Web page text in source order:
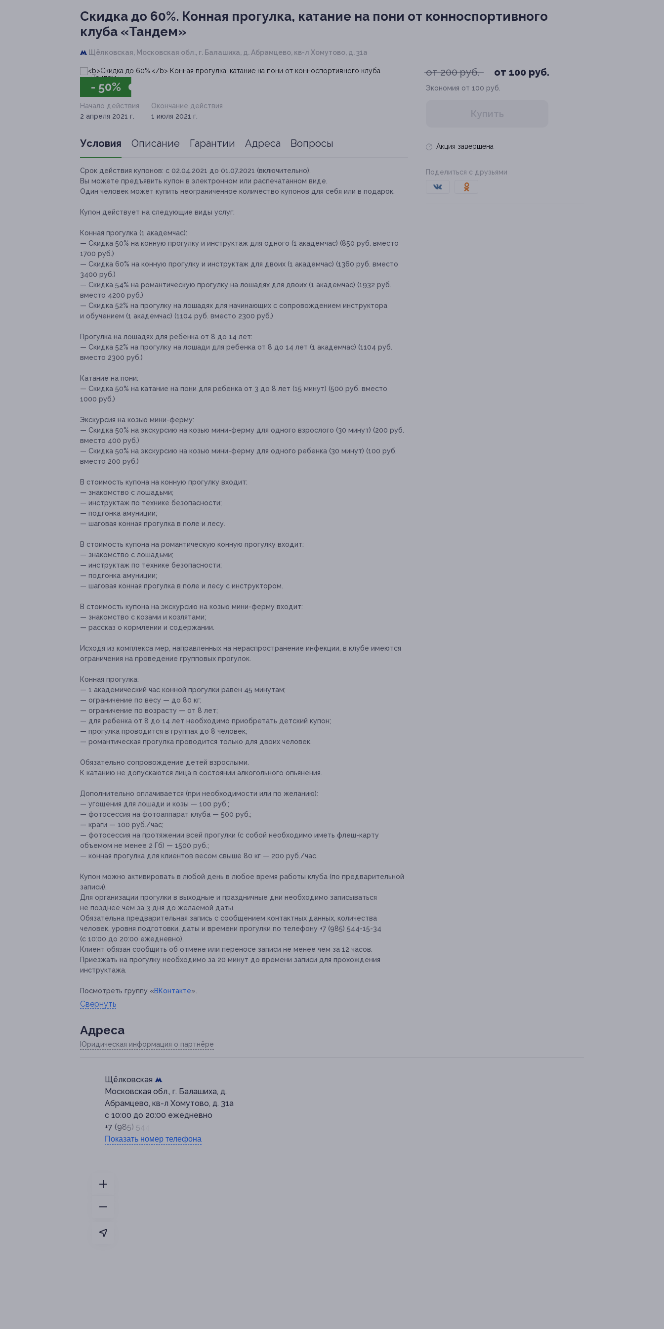
Скидка до 60%. Конная прогулка, катание на пони от конноспортивного
клуба «Тандем»
Щёлковская, Московская обл., г. Балашиха, д. Абрамцево, кв-л Хомутово, д. 31а
- 50%
от 200 руб. от 100 руб.
Экономия от 100 руб.
Купить
Акция завершена
Поделиться с друзьями
Начало действия
2 апреля 2021 г.
Окончание действия
1 июля 2021 г.
Условия Описание Гарантии Адреса Вопросы
Срок действия купонов: с 02.04.2021 до 01.07.2021 (включительно).
Вы можете предъявить купон в электронном или распечатанном виде.
Один человек может купить неограниченное количество купонов для себя или в подарок.
Купон действует на следующие виды услуг:
Конная прогулка (1 академчас):
— Скидка 50% на конную прогулку и инструктаж для одного (1 академчас) (850 руб. вместо
1700 руб.)
— Скидка 60% на конную прогулку и инструктаж для двоих (1 академчас) (1360 руб. вместо
3400 руб.)
— Скидка 54% на романтическую прогулку на лошадях для двоих (1 академчас) (1932 руб.
вместо 4200 руб.)
— Скидка 52% на прогулку на лошадях для начинающих с сопровождением инструктора
и обучением (1 академчас) (1104 руб. вместо 2300 руб.)
Прогулка на лошадях для ребенка от 8 до 14 лет:
— Скидка 52% на прогулку на лошади для ребенка от 8 до 14 лет (1 академчас) (1104 руб.
вместо 2300 руб.)
Катание на пони:
— Скидка 50% на катание на пони для ребенка от 3 до 8 лет (15 минут) (500 руб. вместо
1000 руб.)
Экскурсия на козью мини-ферму:
— Скидка 50% на экскурсию на козью мини-ферму для одного взрослого (30 минут) (200 руб.
вместо 400 руб.)
— Скидка 50% на экскурсию на козью мини-ферму для одного ребенка (30 минут) (100 руб.
вместо 200 руб.)
В стоимость купона на конную прогулку входит:
— знакомство с лошадьми;
— инструктаж по технике безопасности;
— подгонка амуниции;
— шаговая конная прогулка в поле и лесу.
В стоимость купона на романтическую конную прогулку входит:
— знакомство с лошадьми;
— инструктаж по технике безопасности;
— подгонка амуниции;
— шаговая конная прогулка в поле и лесу с инструктором.
В стоимость купона на экскурсию на козью мини-ферму входит:
— знакомство с козами и козлятами;
— рассказ о кормлении и содержании.
Исходя из комплекса мер, направленных на нераспространение инфекции, в клубе имеются
ограничения на проведение групповых прогулок.
Конная прогулка:
— 1 академический час конной прогулки равен 45 минутам;
— ограничение по весу — до 80 кг;
— ограничение по возрасту — от 8 лет;
— для ребенка от 8 до 14 лет необходимо приобретать детский купон;
— прогулка проводится в группах до 8 человек;
— романтическая прогулка проводится только для двоих человек.
Обязательно сопровождение детей взрослыми.
К катанию не допускаются лица в состоянии алкогольного опьянения.
Дополнительно оплачивается (при необходимости или по желанию):
— угощения для лошади и козы — 100 руб.;
— фотосессия на фотоаппарат клуба — 500 руб.;
— краги — 100 руб./час;
— фотосессия на протяжении всей прогулки (с собой необходимо иметь флеш-карту
объемом не менее 2 Гб) — 1500 руб.;
— конная прогулка для клиентов весом свыше 80 кг — 200 руб./час.
Купон можно активировать в любой день в любое время работы клуба (по предварительной
записи).
Для организации прогулки в выходные и праздничные дни необходимо записываться
не позднее чем за 3 дня до желаемой даты.
Обязательна предварительная запись с сообщением контактных данных, количества
человек, уровня подготовки, даты и времени прогулки по телефону +7 (985) 544-15-34
(с 10:00 до 20:00 ежедневно).
Клиент обязан сообщить об отмене или переносе записи не менее чем за 12 часов.
Приезжать на прогулку необходимо за 20 минут до времени записи для прохождения
инструктажа.
Посмотреть группу «ВКонтакте».
Свернуть
Адресa
Юридическая информация о партнёре
Щёлковская
Московская обл., г. Балашиха, д.
Абрамцево, кв-л Хомутово, д. 31а
с 10:00 до 20:00 ежедневно
+7 (985) 544-15-34
Показать номер телефона